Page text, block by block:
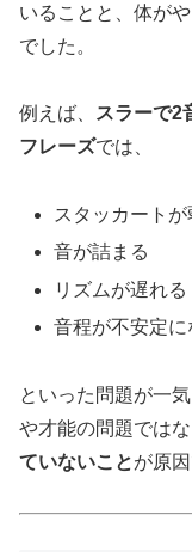
いることと、体が
でした。
例えば、 スラーで2
フレーズでは、
スタッカートが
音が詰まる
リズムが遅れる
音程が不安定に
といった問題が一
や才能の問題ではな
ていないことが原因